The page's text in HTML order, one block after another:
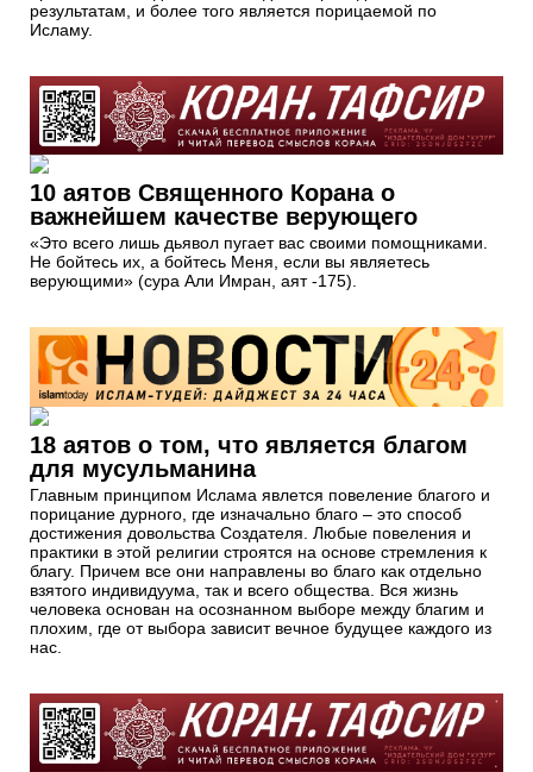
результатам, и более того является порицаемой по
Исламу.
10 аятов Священного Корана о
важнейшем качестве верующего
«Это всего лишь дьявол пугает вас своими помощниками.
Не бойтесь их, а бойтесь Меня, если вы являетесь
верующими» (сура Али Имран, аят -175).
18 аятов о том, что является благом
для мусульманина
Главным принципом Ислама явлется повеление благого и
порицание дурного, где изначально благо – это способ
достижения довольства Создателя. Любые повеления и
практики в этой религии строятся на основе стремления к
благу. Причем все они направлены во благо как отдельно
взятого индивидуума, так и всего общества. Вся жизнь
человека основан на осознанном выборе между благим и
плохим, где от выбора зависит вечное будущее каждого из
нас.